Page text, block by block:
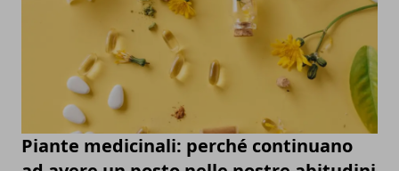
Piante medicinali: perché continuano